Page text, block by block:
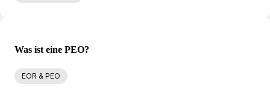
Was ist eine PEO?
EOR & PEO